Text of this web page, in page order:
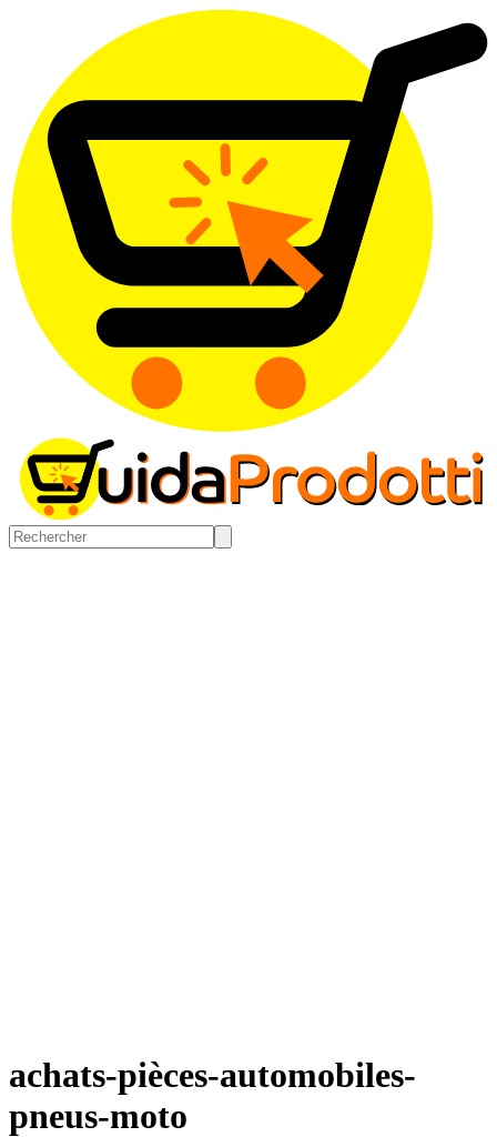
achats-pièces-automobiles-
pneus-moto